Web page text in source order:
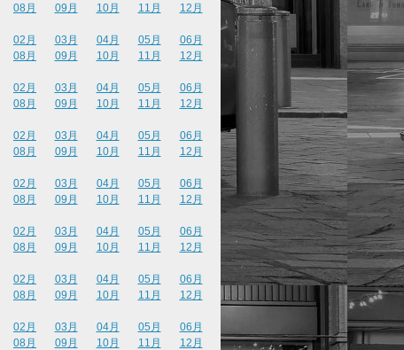
08月 09月 10月 11月
12月
02月 03月 04月 05月
06月
08月 09月 10月 11月
12月
02月 03月 04月 05月
06月
08月 09月 10月 11月
12月
02月 03月 04月 05月
06月
08月 09月 10月 11月
12月
02月 03月 04月 05月
06月
08月 09月 10月 11月
12月
02月 03月 04月 05月
06月
08月 09月 10月 11月
12月
02月 03月 04月 05月
06月
08月 09月 10月 11月
12月
02月 03月 04月 05月
06月
08月 09月 10月 11月
12月